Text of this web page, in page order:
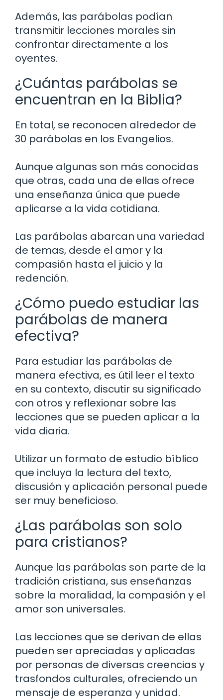
Además, las parábolas podían
transmitir lecciones morales sin
confrontar directamente a los
oyentes.
¿Cuántas parábolas se
encuentran en la Biblia?
En total, se reconocen alrededor de
30 parábolas en los Evangelios.
Aunque algunas son más conocidas
que otras, cada una de ellas ofrece
una enseñanza única que puede
aplicarse a la vida cotidiana.
Las parábolas abarcan una variedad
de temas, desde el amor y la
compasión hasta el juicio y la
redención.
¿Cómo puedo estudiar las
parábolas de manera
efectiva?
Para estudiar las parábolas de
manera efectiva, es útil leer el texto
en su contexto, discutir su significado
con otros y reflexionar sobre las
lecciones que se pueden aplicar a la
vida diaria.
Utilizar un formato de estudio bíblico
que incluya la lectura del texto,
discusión y aplicación personal puede
ser muy beneficioso.
¿Las parábolas son solo
para cristianos?
Aunque las parábolas son parte de la
tradición cristiana, sus enseñanzas
sobre la moralidad, la compasión y el
amor son universales.
Las lecciones que se derivan de ellas
pueden ser apreciadas y aplicadas
por personas de diversas creencias y
trasfondos culturales, ofreciendo un
mensaje de esperanza y unidad.